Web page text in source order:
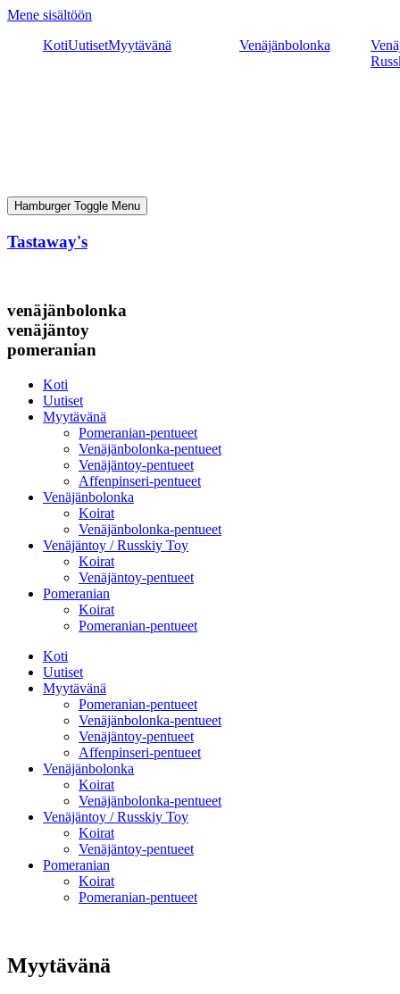
Mene sisältöön
KotiUutisetMyytävänä Venäjänbolonka
Hamburger Toggle Menu
Tastaway's
venäjänbolonka
venäjäntoy
pomeranian
Koti
Uutiset
Myytävänä
Pomeranian-pentueet
Venäjänbolonka-pentueet
Venäjäntoy-pentueet
Affenpinseri-pentueet
Venäjänbolonka
Koirat
Venäjänbolonka-pentueet
Venäjäntoy / Russkiy Toy
Koirat
Venäjäntoy-pentueet
Pomeranian
Koirat
Pomeranian-pentueet
Koti
Uutiset
Myytävänä
Pomeranian-pentueet
Venäjänbolonka-pentueet
Venäjäntoy-pentueet
Affenpinseri-pentueet
Venäjänbolonka
Koirat
Venäjänbolonka-pentueet
Venäjäntoy / Russkiy Toy
Koirat
Venäjäntoy-pentueet
Pomeranian
Koirat
Pomeranian-pentueet
Myytävänä